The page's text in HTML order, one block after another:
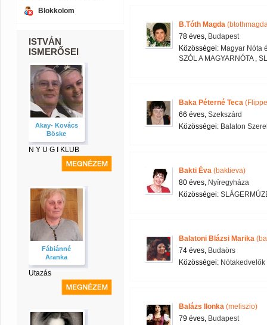
Blokkolom
ISTVÁN
ISMERŐSEI
Akay- Kovács
Böske
N Y U G I KLUB
Fábiánné
Aranka
Utazás
B.Tóth Magda
78 éves, Budapest
Közösségei: Magyar Nóta
SZÓL A MAGYARNÓTA,
Baka Péterné Teca
66 éves, Szekszárd
Közösségei: Balaton
Bakti Éva (baktieva)
80 éves, Nyíregyháza
Közösségei:
Balatoni Blázsi Marika
74 éves, Budaörs
Közösségei:
Balázs Ilonka (meliszio)
79 éves, Budapest